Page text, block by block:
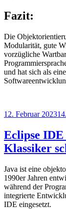
Fazit:
Die
Modularität, gute
vorzügliche
und hat sich als
Veröffentlicht
12. Februar 2023
Eclipse
Klassiker
Java ist eine
1990er Jahren
während der
integrierte
IDE eingesetzt.